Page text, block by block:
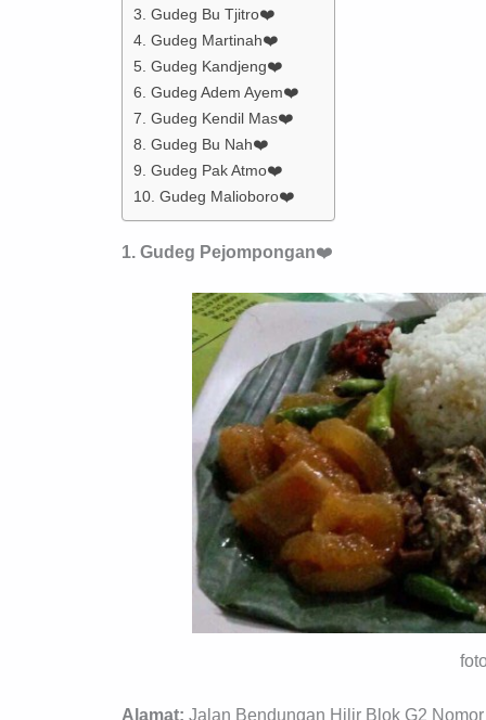
3. Gudeg Bu Tjitro❤️
4. Gudeg Martinah❤️
5. Gudeg Kandjeng❤️
6. Gudeg Adem Ayem❤️
7. Gudeg Kendil Mas❤️
8. Gudeg Bu Nah❤️
9. Gudeg Pak Atmo❤️
10. Gudeg Malioboro❤️
1. Gudeg Pejompongan❤️
Alamat: Jalan Bendungan Hilir Blok G2